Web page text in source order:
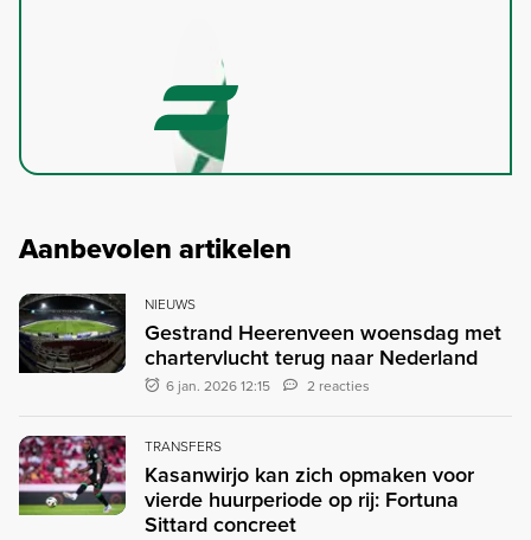
Aanbevolen artikelen
NIEUWS
Gestrand Heerenveen woensdag met
chartervlucht terug naar Nederland
6 jan. 2026 12:15 2 reacties
TRANSFERS
Kasanwirjo kan zich opmaken voor
vierde huurperiode op rij: Fortuna
Sittard concreet